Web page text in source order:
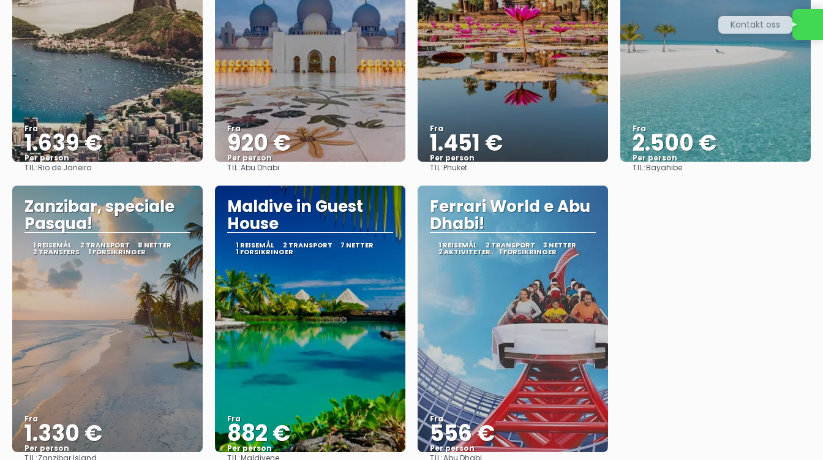
Fra
1.639 €
Per person
TIL:Rio de Janeiro
Fra
920 €
Per person
TIL:Abu Dhabi
Fra
1.451 €
Per person
TIL:Phuket
Fra
2.500 €
Per person
TIL:Bayahibe
Zanzibar, speciale
Pasqua!
1 REISEMÅL 2 TRANSPORT 8 NETTER
2 TRANSFERS 1 FORSIKRINGER
Fra
1.330 €
Per person
TIL:Zanzibar Island
Maldive in Guest
House
1 REISEMÅL 2 TRANSPORT 7 NETTER
1 FORSIKRINGER
Fra
882 €
Per person
TIL:Maldivene
Ferrari World e Abu
Dhabi!
1 REISEMÅL 2 TRANSPORT 3 NETTER
2 AKTIVITETER 1 FORSIKRINGER
Fra
556 €
Per person
TIL:Abu Dhabi
Kontakt oss